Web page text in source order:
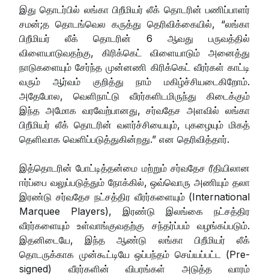
இது தொடர்பில் லங்கா பிறீமியர் லீக் தொடரின் பணிப்பாளர்
சமன்;த தொடங்வெல கருத்து தெரிவிக்கையில், “லங்கா
பிறீமியர் லீக் தொடரின் 6 ஆவது பருவத்தில்
விளையாடுவதற்கு, கிரிக்கெட் விளையாடும் அனைத்து
நாடுகளையும் சேர்ந்த முன்னணி கிரிக்கெட் வீரர்கள் காட்டி
வரும் ஆர்வம் குறித்து நாம் மகிழ்ச்சியடைகிறோம்.
அதேபோல, வெளிநாட்டு வீரர்களிடமிருந்து கிடைக்கும்
இந்த அமோக வரவேற்பானது, சர்வதேச அளவில் லங்கா
பிறீமியர் லீக் தொடரின் வளர்ச்சியையும், புகழையும் மிகத்
தெளிவாக வெளிப்படுத்துகின்றது.” என தெரிவித்தார்.
இத்தொடரின் போட்டித்தன்மை மற்றும் சர்வதேச ரீதியிலான
ஈர்ப்பை வலுப்படுத்தும் நோக்கில், ஒவ்வொரு அணியும் தலா
இரண்டு சர்வதேச நட்சத்திர வீரர்களையும் (International
Marquee Players), இரண்டு இலங்கை நட்சத்திர
வீரர்களையும் உள்வாங்குவதற்கு சந்தர்ப்பம் வழங்கப்படும்.
இதனிடையே, இந்த ஆண்டு லங்கா பிறீமியர் லீக்
தொடருக்காக முன்கூட்டியே ஒப்பந்தம் செய்யப்பட்ட (Pre-
signed) வீரர்களின் விபரங்கள் அடுத்த வாரம்